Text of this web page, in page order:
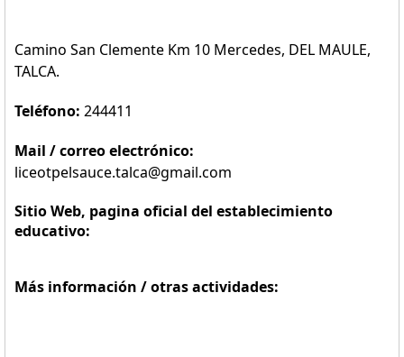
Camino San Clemente Km 10 Mercedes, DEL MAULE,
TALCA.
Teléfono: 244411
Mail / correo electrónico:
liceotpelsauce.talca@gmail.com
Sitio Web, pagina oficial del establecimiento
educativo:
Más información / otras actividades: